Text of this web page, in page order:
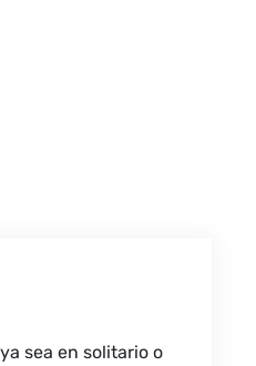
sea en solitario o